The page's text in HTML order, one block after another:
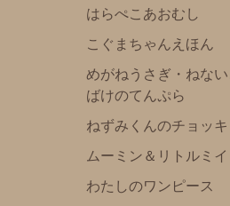
サンリオ
すみっコぐらし
mofusand
はらぺこあおむし
こぐまちゃんえほん
めがねうさぎ・ねな
ばけのてんぷら
ねずみくんのチョッキ
ムーミン＆リトルミイ
わたしのワンピース